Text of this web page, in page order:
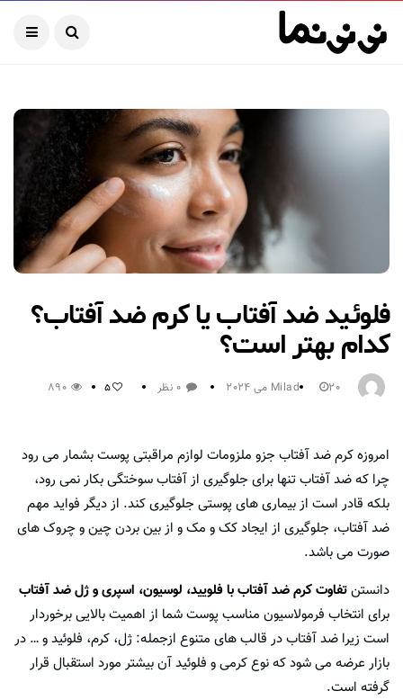
فلوئید ضد آفتاب یا کرم ضد آفتاب؟
کدام بهتر است؟
Milad 20 می 2024 0 نظر 5
890
امروزه کرم ضد آفتاب جزو ملزومات لوازم مراقبتی پوست بشمار می رود
چرا که ضد آفتاب تنها برای جلوگیری از آفتاب سوختگی بکار نمی رود،
بلکه قادر است از بیماری های پوستی جلوگیری کند. از دیگر فواید مهم
ضد آفتاب، جلوگیری از ایجاد کک و مک و از بین بردن چین و چروک های
صورت می باشد.
دانستنتفاوت کرم ضد آفتاب با فلویید، لوسیون، اسپری و ژل ضد آفتاب
برای انتخاب فرمولاسیون مناسب پوست شما از اهمیت بالایی برخوردار
است زیرا ضد آفتاب در قالب های متنوع ازجمله: ژل، کرم، فلوئید و … در
بازار عرضه می شود که نوع کرمی و فلوئید آن بیشتر مورد استقبال قرار
گرفته است.